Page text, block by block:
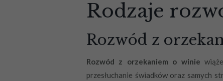
Rodzaje
Rozwód z
Rozwód z orzekaniem o winie
przesłuchanie świadków oraz samych